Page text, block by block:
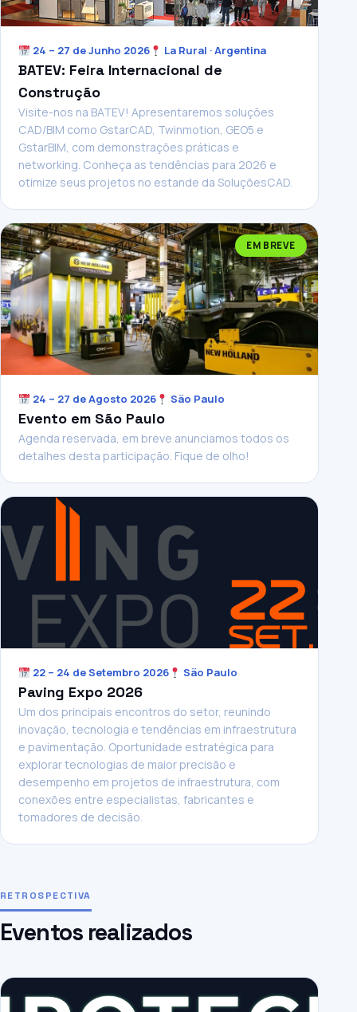
24 – 27 de Junho 2026 La Rural · Argentina
BATEV: Feira Internacional de
Construção
Visite-nos na BATEV! Apresentaremos soluções
CAD/BIM como GstarCAD, Twinmotion, GEO5 e
GstarBIM, com demonstrações práticas e
networking. Conheça as tendências para 2026 e
otimize seus projetos no estande da SoluçõesCAD.
EM BREVE
24 – 27 de Agosto 2026 São Paulo
Evento em São Paulo
Agenda reservada, em breve anunciamos todos os
detalhes desta participação. Fique de olho!
22 – 24 de Setembro 2026 São Paulo
Paving Expo 2026
Um dos principais encontros do setor, reunindo
inovação, tecnologia e tendências em infraestrutura
e pavimentação. Oportunidade estratégica para
explorar tecnologias de maior precisão e
desempenho em projetos de infraestrutura, com
conexões entre especialistas, fabricantes e
tomadores de decisão.
RETROSPECTIVA
Eventos realizados